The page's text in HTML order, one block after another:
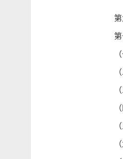
第六
第七
（一
（二
（三
（四
（五
（六